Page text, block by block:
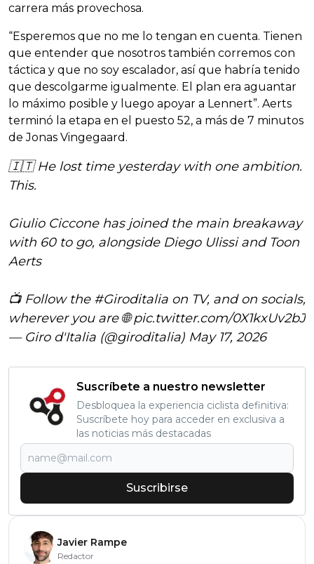
carrera más provechosa.
“Esperemos que no me lo tengan en cuenta. Tienen
que entender que nosotros también corremos con
táctica y que no soy escalador, así que habría tenido
que descolgarme igualmente. El plan era aguantar
lo máximo posible y luego apoyar a Lennert”. Aerts
terminó la etapa en el puesto 52, a más de 7 minutos
de Jonas Vingegaard.
🇮🇹 He lost time yesterday with one ambition.
This.
Giulio Ciccone has joined the main breakaway
with 60 to go, alongside Diego Ulissi and Toon
Aerts
📺 Follow the #Giroditalia on TV, and on socials,
wherever you are 🌐pic.twitter.com/0X1kxUv2bJ
— Giro d'Italia (@giroditalia) May 17, 2026
Suscríbete a nuestro newsletter
Desbloquea la experiencia ciclista definitiva:
Suscríbete hoy para acceder en exclusiva a
las noticias más destacadas
Suscribirse
Javier Rampe
Redactor